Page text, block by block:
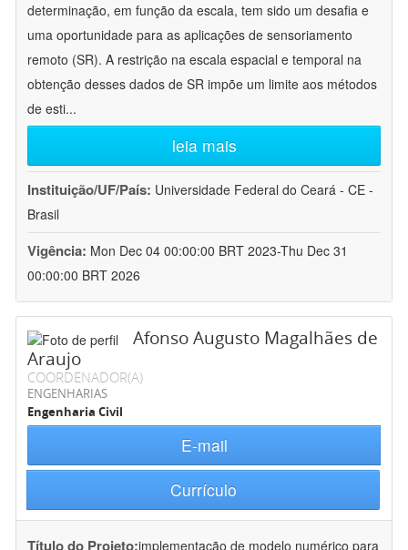
determinação, em função da escala, tem sido um desafia e
uma oportunidade para as aplicações de sensoriamento
remoto (SR). A restrição na escala espacial e temporal na
obtenção desses dados de SR impõe um limite aos métodos
de esti...
leia mais
Instituição/UF/País: Universidade Federal do Ceará - CE -
Brasil
Vigência: Mon Dec 04 00:00:00 BRT 2023-Thu Dec 31
00:00:00 BRT 2026
Afonso Augusto Magalhães de
Araujo
COORDENADOR(A)
ENGENHARIAS
Engenharia Civil
E-mail
Currículo
Título do Projeto:implementação de modelo numérico para